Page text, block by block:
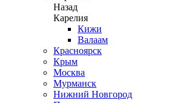
Назад
Карелия
Кижи
Валаам
Красноярск
Крым
Москва
Мурманск
Нижний Новгород